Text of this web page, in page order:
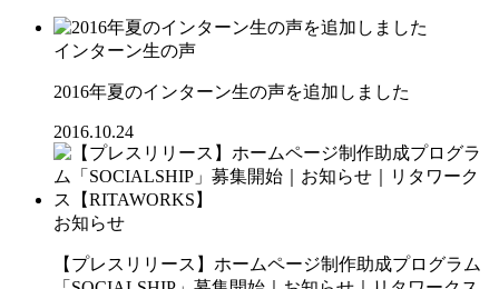
インターン生の声
2016年夏のインターン生の声を追加しました
2016.10.24
お知らせ
【プレスリリース】ホームページ制作助成プログラム